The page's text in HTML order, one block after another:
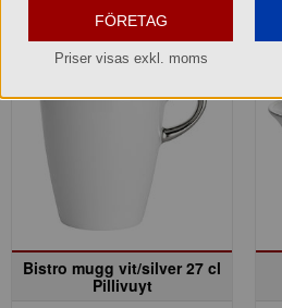
Bistro mugg vit/silver 27 cl
Pillivuyt
FÖRETAG
Priser visas exkl. moms